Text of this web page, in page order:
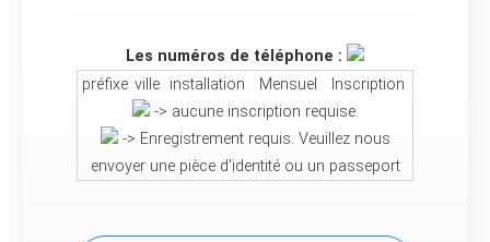
Les numéros de téléphone :
préfixe ville installation Mensuel
Inscription
-> aucune inscription requise.
-> Enregistrement requis. Veuillez nous
envoyer une pièce d'identité ou un passeport